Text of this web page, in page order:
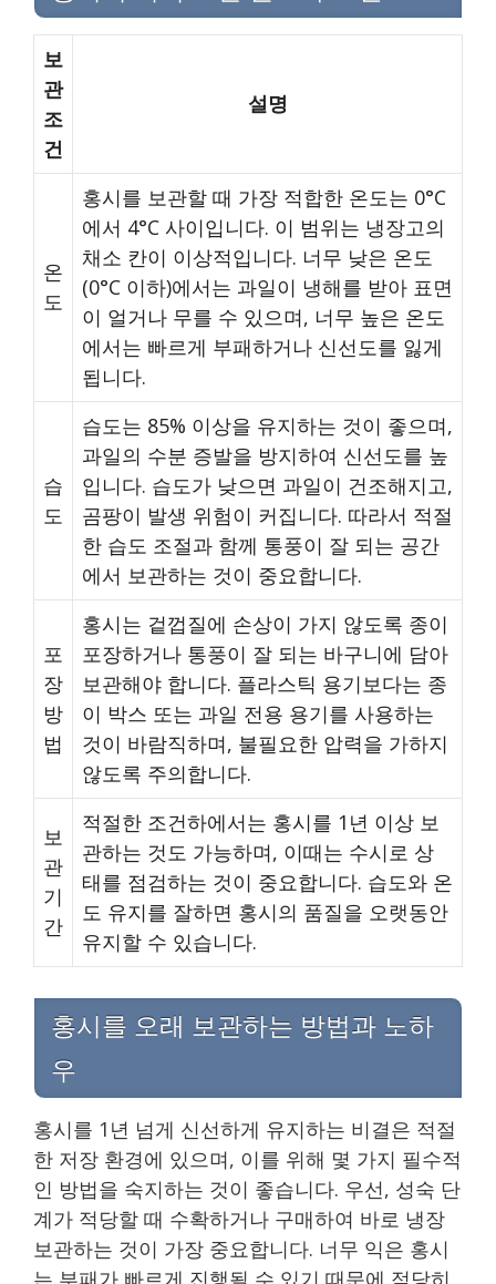
보
관
조
건
설명
온
도
홍시를 보관할 때 가장 적합한 온도는 0°C
에서 4°C 사이입니다. 이 범위는 냉장고의
채소 칸이 이상적입니다. 너무 낮은 온도
(0°C 이하)에서는 과일이 냉해를 받아 표면
이 얼거나 무를 수 있으며, 너무 높은 온도
에서는 빠르게 부패하거나 신선도를 잃게
됩니다.
습
도
습도는 85% 이상을 유지하는 것이 좋으며,
과일의 수분 증발을 방지하여 신선도를 높
입니다. 습도가 낮으면 과일이 건조해지고,
곰팡이 발생 위험이 커집니다. 따라서 적절
한 습도 조절과 함께 통풍이 잘 되는 공간
에서 보관하는 것이 중요합니다.
포
장
방
법
홍시는 겉껍질에 손상이 가지 않도록 종이
포장하거나 통풍이 잘 되는 바구니에 담아
보관해야 합니다. 플라스틱 용기보다는 종
이 박스 또는 과일 전용 용기를 사용하는
것이 바람직하며, 불필요한 압력을 가하지
않도록 주의합니다.
보
관
기
간
적절한 조건하에서는 홍시를 1년 이상 보
관하는 것도 가능하며, 이때는 수시로 상
태를 점검하는 것이 중요합니다. 습도와 온
도 유지를 잘하면 홍시의 품질을 오랫동안
유지할 수 있습니다.
홍시를 오래 보관하는 방법과 노하
우
홍시를 1년 넘게 신선하게 유지하는 비결은 적절
한 저장 환경에 있으며, 이를 위해 몇 가지 필수적
인 방법을 숙지하는 것이 좋습니다. 우선, 성숙 단
계가 적당할 때 수확하거나 구매하여 바로 냉장
보관하는 것이 가장 중요합니다. 너무 익은 홍시
는 부패가 빠르게 진행될 수 있기 때문에 적당히